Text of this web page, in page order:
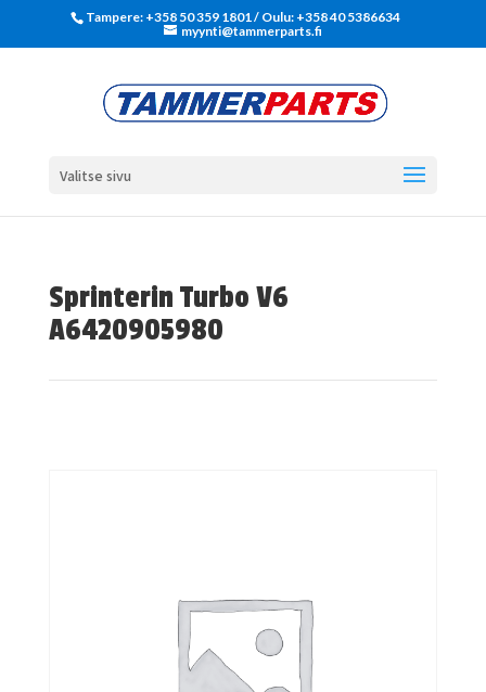
Tampere: +358 50 359 1801‬ / Oulu: +358 40 5386634
myynti@tammerparts.fi
Valitse sivu
Sprinterin Turbo V6
A6420905980